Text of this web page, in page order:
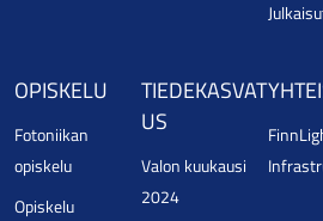
OPISKELU
Fotoniikan
opiskelu
Opiskelu
TIEDEKASVAT
US
Valon kuukausi
2024